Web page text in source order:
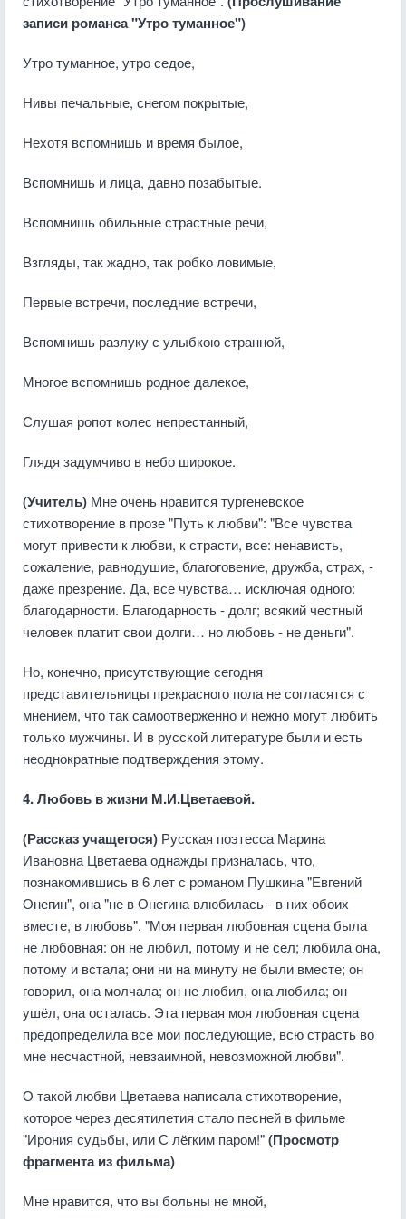
записи романса "Утро туманное")
Утро туманное, утро седое,
Нивы печальные, снегом покрытые,
Нехотя вспомнишь и время былое,
Вспомнишь и лица, давно позабытые.
Вспомнишь обильные страстные речи,
Взгляды, так жадно, так робко ловимые,
Первые встречи, последние встречи,
Вспомнишь разлуку с улыбкою странной,
Многое вспомнишь родное далекое,
Слушая ропот колес непрестанный,
Глядя задумчиво в небо широкое.
(Учитель) Мне очень нравится тургеневское
стихотворение в прозе "Путь к любви": "Все чувства
могут привести к любви, к страсти, все: ненависть,
сожаление, равнодушие, благоговение, дружба, страх, -
даже презрение. Да, все чувства… исключая одного:
благодарности. Благодарность - долг; всякий честный
человек платит свои долги… но любовь - не деньги".
Но, конечно, присутствующие сегодня
представительницы прекрасного пола не согласятся с
мнением, что так самоотверженно и нежно могут любить
только мужчины. И в русской литературе были и есть
неоднократные подтверждения этому.
4. Любовь в жизни М.И.Цветаевой.
(Рассказ учащегося) Русская поэтесса Марина
Ивановна Цветаева однажды призналась, что,
познакомившись в 6 лет с романом Пушкина "Евгений
Онегин", она "не в Онегина влюбилась - в них обоих
вместе, в любовь". "Моя первая любовная сцена была
не любовная: он не любил, потому и не сел; любила она,
потому и встала; они ни на минуту не были вместе; он
говорил, она молчала; он не любил, она любила; он
ушёл, она осталась. Эта первая моя любовная сцена
предопределила все мои последующие, всю страсть во
мне несчастной, невзаимной, невозможной любви".
О такой любви Цветаева написала стихотворение,
которое через десятилетия стало песней в фильме
"Ирония судьбы, или С лёгким паром!"(Просмотр
фрагмента из фильма)
Мне нравится, что вы больны не мной,